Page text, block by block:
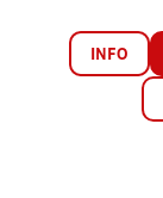
INFO